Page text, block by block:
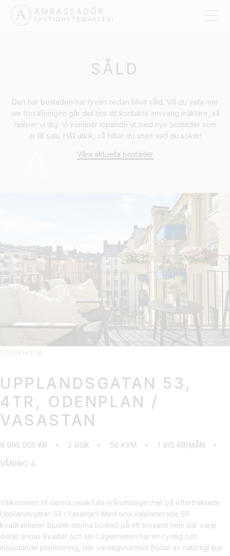
SÅLD
Den här bostaden har tyvärr redan blivit såld. Vill du veta mer
om försäljningen går det bra att kontakta ansvarig mäklare, så
hjälper vi dig. Vi kommer löpande ut med nya bostäder som
är till salu. Håll utkik, så hittar du snart vad du söker!
Våra aktuella bostäder
STOCKHOLM
UPPLANDSGATAN 53,
4TR, ODENPLAN /
VASASTAN
6 995 000 KR 2 ROK 56 KVM 1 915 KR/MÅN
VÅNING 4
Välkommen till denna smakfulla tvårumslägenhet på eftertraktade
Upplandsgatan 53 i Vasastan! Med sina välplanerade 56
kvadratmeter bjuder denna bostad på ett trivsamt hem där varje
detalj andas kvalitet och stil. Lägenheten har en rymlig och
inbjudande planlösning, där vardagsrummet flödar av naturligt ljus